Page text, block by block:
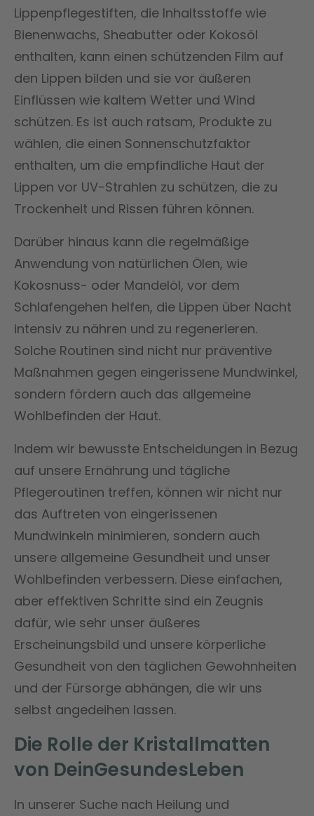
Lippenpflegestiften, die Inhaltsstoffe wie
Bienenwachs, Sheabutter oder Kokosöl
enthalten, kann einen schützenden Film auf
den Lippen bilden und sie vor äußeren
Einflüssen wie kaltem Wetter und Wind
schützen. Es ist auch ratsam, Produkte zu
wählen, die einen Sonnenschutzfaktor
enthalten, um die empfindliche Haut der
Lippen vor UV-Strahlen zu schützen, die zu
Trockenheit und Rissen führen können.
Darüber hinaus kann die regelmäßige
Anwendung von natürlichen Ölen, wie
Kokosnuss- oder Mandelöl, vor dem
Schlafengehen helfen, die Lippen über Nacht
intensiv zu nähren und zu regenerieren.
Solche Routinen sind nicht nur präventive
Maßnahmen gegen eingerissene Mundwinkel,
sondern fördern auch das allgemeine
Wohlbefinden der Haut.
Indem wir bewusste Entscheidungen in Bezug
auf unsere Ernährung und tägliche
Pflegeroutinen treffen, können wir nicht nur
das Auftreten von eingerissenen
Mundwinkeln minimieren, sondern auch
unsere allgemeine Gesundheit und unser
Wohlbefinden verbessern. Diese einfachen,
aber effektiven Schritte sind ein Zeugnis
dafür, wie sehr unser äußeres
Erscheinungsbild und unsere körperliche
Gesundheit von den täglichen Gewohnheiten
und der Fürsorge abhängen, die wir uns
selbst angedeihen lassen.
Die Rolle der Kristallmatten
von DeinGesundesLeben
In unserer Suche nach Heilung und